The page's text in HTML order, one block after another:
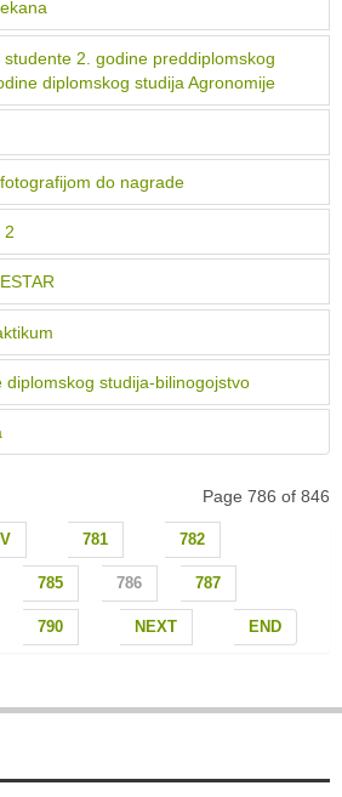
2. godine preddiplomskog
diplomskog studija Agronomije
do nagrade
2
diplomskog studija-bilinogojstvo
Page 786 of 846
781 782
785 786 787
790 NEXT END